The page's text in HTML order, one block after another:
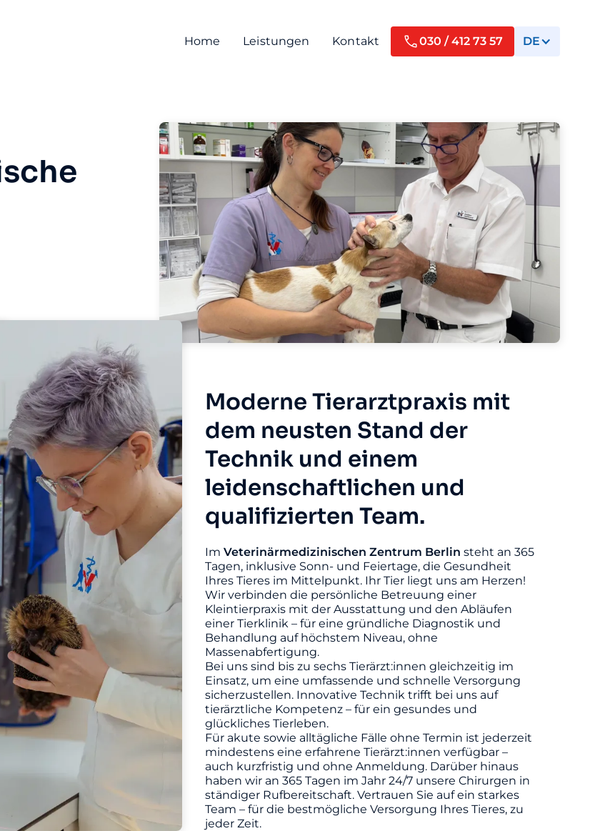
Home Leistungen Kontakt 030 / 412 73 57 DE
Moderne Tierarztpraxis mit
dem neusten Stand der
Technik und einem
leidenschaftlichen und
qualifizierten Team.
Im Veterinärmedizinischen Zentrum Berlin steht an 365
Tagen, inklusive Sonn- und Feiertage, die Gesundheit
Ihres Tieres im Mittelpunkt. Ihr Tier liegt uns am Herzen!
Wir verbinden die persönliche Betreuung einer
Kleintierpraxis mit der Ausstattung und den Abläufen
einer Tierklinik – für eine gründliche Diagnostik und
Behandlung auf höchstem Niveau, ohne
Massenabfertigung.
Bei uns sind bis zu sechs Tierärzt:innen gleichzeitig im
Einsatz, um eine umfassende und schnelle Versorgung
sicherzustellen. Innovative Technik trifft bei uns auf
tierärztliche Kompetenz – für ein gesundes und
glückliches Tierleben.
Für akute sowie alltägliche Fälle ohne Termin ist jederzeit
mindestens eine erfahrene Tierärzt:innen verfügbar –
auch kurzfristig und ohne Anmeldung. Darüber hinaus
haben wir an 365 Tagen im Jahr 24/7 unsere Chirurgen in
ständiger Rufbereitschaft. Vertrauen Sie auf ein starkes
Team – für die bestmögliche Versorgung Ihres Tieres, zu
jeder Zeit.